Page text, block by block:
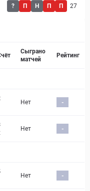
? П Н П П 27
Сыграно
матчей
Рейтинг
Нет -
Нет -
Нет -